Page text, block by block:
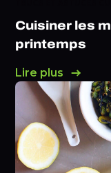
Cuisiner les
printemps
Lire plus